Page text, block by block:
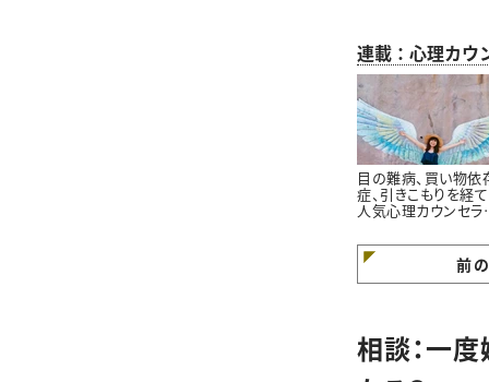
連載：心理カウ
目の難病、買い物依
症、引きこもりを経
人気心理カウンセラ
る」たった一つの方
前
相談：一